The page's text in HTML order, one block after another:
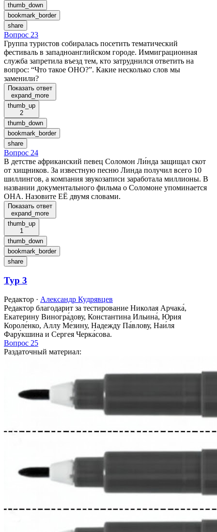
thumb_down
bookmark_border
share
Вопрос 23
Группа туристов собиралась посетить тематический
фестиваль в западноанглийском городе. Иммиграционная
служба запретила въезд тем, кто затруднился ответить на
вопрос: “Что такое ОНО?”. Какие несколько слов мы
заменили?
Показать ответ
expand_more
thumb_up
2
thumb_down
bookmark_border
share
Вопрос 24
В детстве африканский певец Соломон Ли́нда защищал скот
от хищников. За известную песню Линда получил всего 10
шиллингов, а компания звукозаписи заработала миллионы. В
названии документального фильма о Соломоне упоминается
ОНА. Назовите ЕЁ двумя словами.
Показать ответ
expand_more
thumb_up
1
thumb_down
bookmark_border
share
Тур 3
Редактор · Александр Кудрявцев
Редактор благодарит за тестирование Николая Арчака́,
Екатерину Виногра́дову, Константина Ильина́, Юрия
Короле́нко, Аллу Ме́зину, Надежду Па́влову, Наи́ля
Фару́кшина и Сергея Черка́сова.
Вопрос 25
Раздаточный материал: